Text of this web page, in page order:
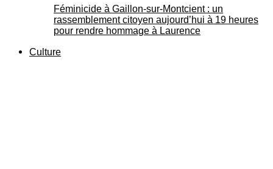
Féminicide à Gaillon‑sur‑Montcient : un
rassemblement citoyen aujourd’hui à 19 heures
pour rendre hommage à Laurence
Culture